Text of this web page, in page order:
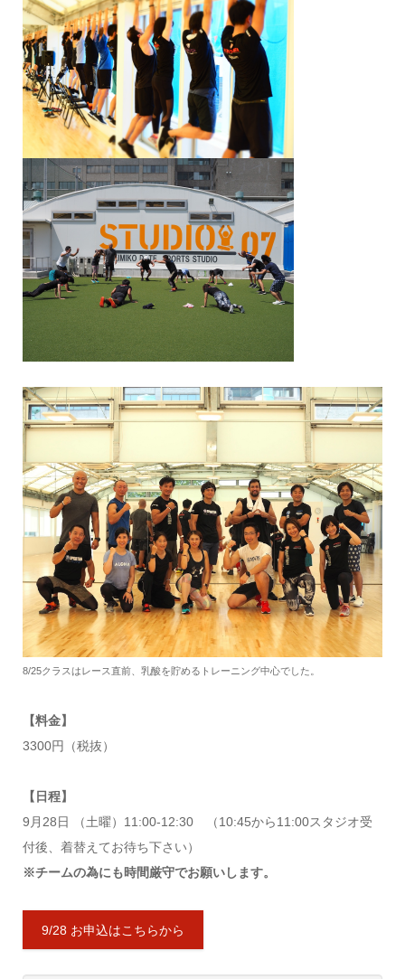
8/25クラスはレース直前、乳酸を貯めるトレーニング中心でした。
【料金】
3300円（税抜）
【日程】
9月28日 （土曜）11:00-12:30 （10:45から11:00スタジオ受
付後、着替えてお待ち下さい）
※チームの為にも時間厳守でお願いします。
9/28 お申込はこちらから